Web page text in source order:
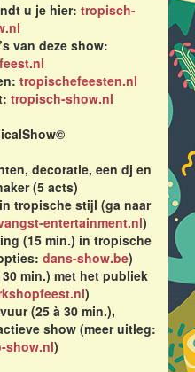
u je hier: tropisch-
van deze show:
tropischefeesten.nl
tropisch-show.nl
decoratie, een dj en
(5 acts)
tropische stijl (ga naar
entertainment.nl)
(15 min.) in tropische
dans-show.be)
min.) met het publiek
)
(25 à 30 min.),
show (meer uitleg:
show.nl)